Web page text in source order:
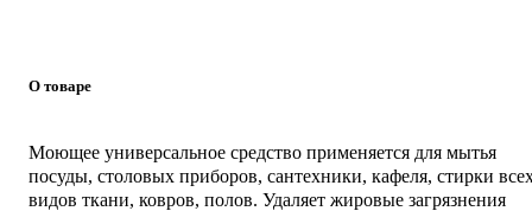
О товаре
Моющее универсальное средство применяется для мытья
посуды, столовых приборов, сантехники, кафеля, стирки
видов ткани, ковров, полов. Удаляет жировые загрязнения